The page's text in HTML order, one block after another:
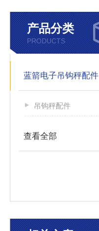
产品分类
PRODUCTS
蓝箭电子吊钩秤配件
吊钩秤配件
查看全部